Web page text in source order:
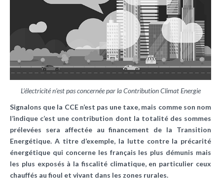
L’électricité n’est pas concernée par la Contribution Climat Energie
Signalons que la CCE n’est pas une taxe, mais comme son nom
l’indique c’est une contribution dont la totalité des sommes
prélevées sera affectée au financement de la Transition
Energétique. A titre d’exemple, la lutte contre la précarité
énergétique qui concerne les français les plus démunis mais
les plus exposés à la fiscalité climatique, en particulier ceux
chauffés au fioul et vivant dans les zones rurales.